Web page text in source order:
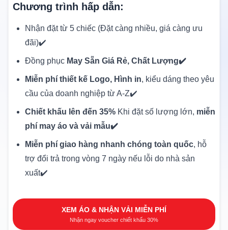
Chương trình hấp dẫn:
Nhận đặt từ 5 chiếc (Đặt càng nhiều, giá càng ưu
đãi)✔️
Đồng phục May Sẵn Giá Rẻ, Chất Lượng✔️
Miễn phí thiết kế Logo, Hình in, kiểu dáng theo yêu
cầu của doanh nghiệp từ A-Z✔️
Chiết khấu lên đến 35% Khi đặt số lượng lớn, miễn
phí may áo và vải mẫu✔️
Miễn phí giao hàng nhanh chóng toàn quốc, hỗ
trợ đổi trả trong vòng 7 ngày nếu lỗi do nhà sản
xuất✔️
XEM ÁO & NHẬN VẢI MIỄN PHÍ
Nhận ngay voucher chiết khấu 30%